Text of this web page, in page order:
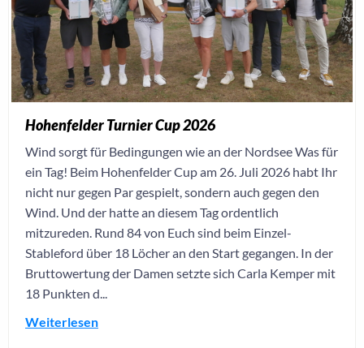
Hohenfelder Turnier Cup 2026
Wind sorgt für Bedingungen wie an der Nordsee Was für
ein Tag! Beim Hohenfelder Cup am 26. Juli 2026 habt Ihr
nicht nur gegen Par gespielt, sondern auch gegen den
Wind. Und der hatte an diesem Tag ordentlich
mitzureden. Rund 84 von Euch sind beim Einzel-
Stableford über 18 Löcher an den Start gegangen. In der
Bruttowertung der Damen setzte sich Carla Kemper mit
18 Punkten d...
Weiterlesen